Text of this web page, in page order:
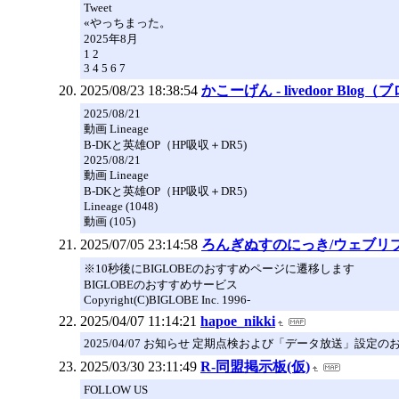
Tweet
«やっちまった。
2025年8月
1 2
3 4 5 6 7
2025/08/23 18:38:54 かこーげん - livedoor Blog（ブ
2025/08/21
動画 Lineage
B-DKと英雄OP（HP吸収＋DR5)
2025/08/21
動画 Lineage
B-DKと英雄OP（HP吸収＋DR5)
Lineage (1048)
動画 (105)
2025/07/05 23:14:58 ろんぎぬすのにっき/ウェブリ
※10秒後にBIGLOBEのおすすめページに遷移します
BIGLOBEのおすすめサービス
Copyright(C)BIGLOBE Inc. 1996-
2025/04/07 11:14:21 hapoe_nikki
2025/04/07 お知らせ 定期点検および「データ放送」設定の
2025/03/30 23:11:49 R-同盟掲示板(仮)
FOLLOW US